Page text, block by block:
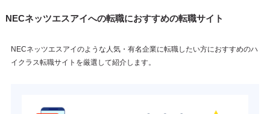
NECネッツエスアイへの転職におすすめの転職サイト
NECネッツエスアイのような人気・有名企業に転職したい方におすすめのハ
イクラス転職サイトを厳選して紹介します。